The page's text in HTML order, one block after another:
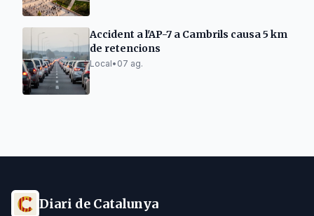
Accident a l'AP-7 a Cambrils causa 5 km
de retencions
Local• 07 ag.
Diari de Catalunya